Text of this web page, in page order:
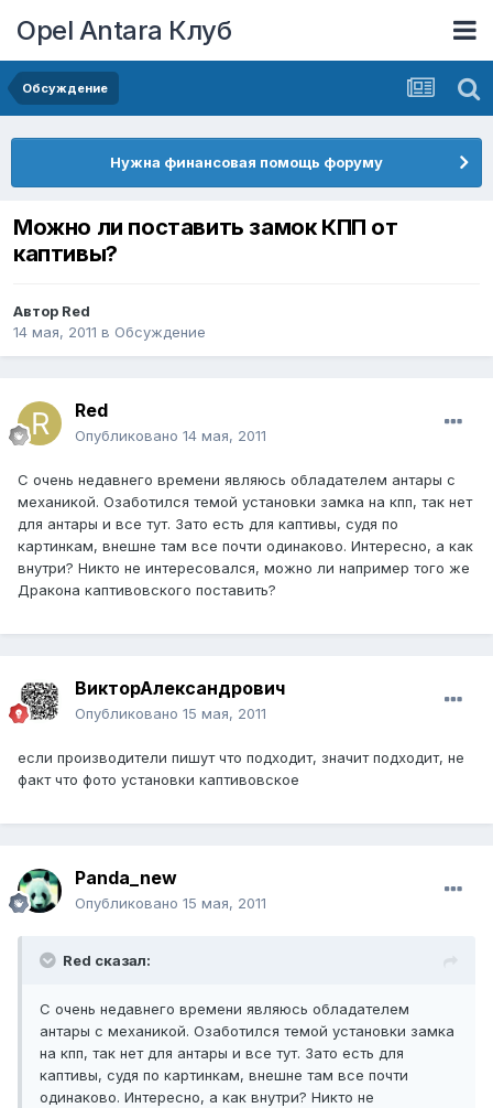
Opel Antara Клуб
Обсуждение
Нужна финансовая помощь форуму
Можно ли поставить замок КПП от
каптивы?
Автор Red
14 мая, 2011 в Обсуждение
Red
Опубликовано 14 мая, 2011
С очень недавнего времени являюсь обладателем антары с
механикой. Озаботился темой установки замка на кпп, так нет
для антары и все тут. Зато есть для каптивы, судя по
картинкам, внешне там все почти одинаково. Интересно, а как
внутри? Никто не интересовался, можно ли например того же
Дракона каптивовского поставить?
ВикторАлександрович
Опубликовано 15 мая, 2011
если производители пишут что подходит, значит подходит, не
факт что фото установки каптивовское
Panda_new
Опубликовано 15 мая, 2011
Red сказал:
С очень недавнего времени являюсь обладателем
антары с механикой. Озаботился темой установки замка
на кпп, так нет для антары и все тут. Зато есть для
каптивы, судя по картинкам, внешне там все почти
одинаково. Интересно, а как внутри? Никто не